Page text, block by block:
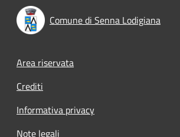
Comune di Senna Lodigiana
Footer menu
Area riservata
Crediti
Informativa privacy
Note legali